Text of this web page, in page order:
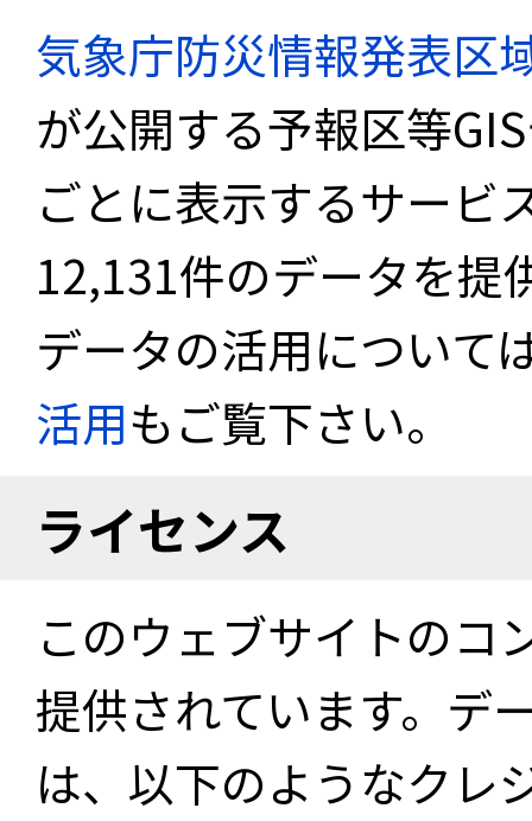
気象庁防災情報発表区
が公開する予報区等
ごとに表示するサービ
12,131件のデータを提
データの活用について
活用もご覧下さい。
ライセンス
このウェブサイトのコ
提供されています。デ
は、以下のようなクレ